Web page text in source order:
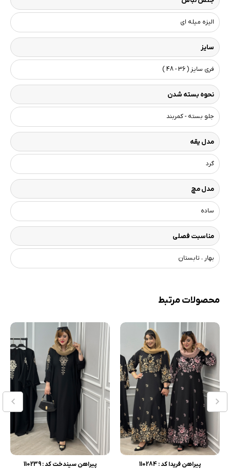
الیزه میله ای
سایز
فری سایز ( 36 - 48 )
نحوه بسته شدن
جلو بسته - کمربند
مدل یقه
گرد
مدل مچ
ساده
مناسبت فصلی
بهار ، تابستان
محصولات مرتبط
پیراهن فریدا کد : 110284
پیراهن سیندخت کد : 110239